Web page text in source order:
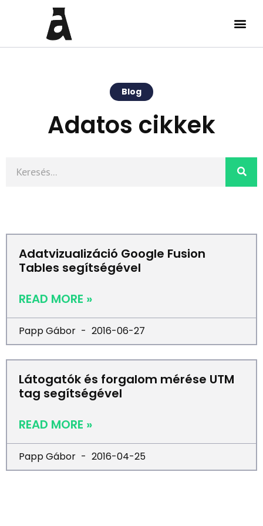
Blog
Adatos cikkek
Adatvizualizáció Google Fusion
Tables segítségével
READ MORE »
Papp Gábor 2016-06-27
Látogatók és forgalom mérése UTM
tag segítségével
READ MORE »
Papp Gábor 2016-04-25